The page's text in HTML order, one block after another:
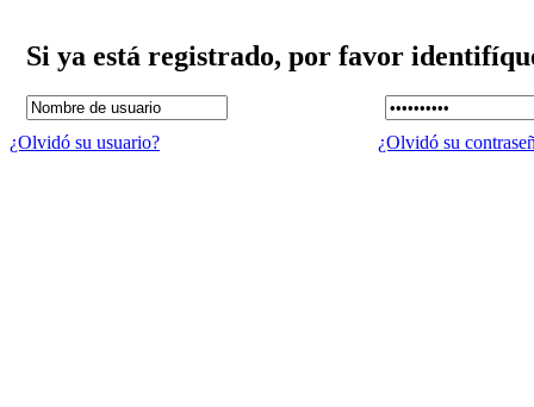
Si ya está registrado, por favor
¿Olvidó su usuario? ¿Olvidó su